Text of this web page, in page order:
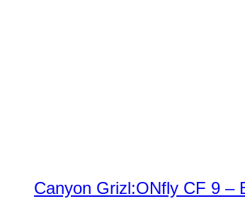
Canyon Grizl:ONfly CF 9 –